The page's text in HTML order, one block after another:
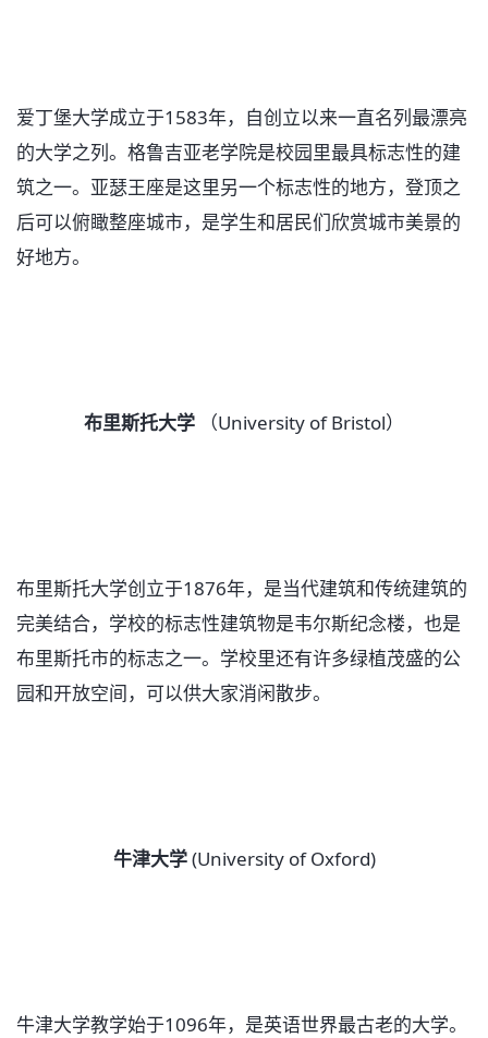
爱丁堡大学成立于1583年，自创立以来一直名列最漂亮
的大学之列。格鲁吉亚老学院是校园里最具标志性的建
筑之一。亚瑟王座是这里另一个标志性的地方，登顶之
后可以俯瞰整座城市，是学生和居民们欣赏城市美景的
好地方。
布里斯托大学 （University of Bristol）
布里斯托大学创立于1876年，是当代建筑和传统建筑的
完美结合，学校的标志性建筑物是韦尔斯纪念楼，也是
布里斯托市的标志之一。学校里还有许多绿植茂盛的公
园和开放空间，可以供大家消闲散步。
牛津大学(University of Oxford)
牛津大学教学始于1096年，是英语世界最古老的大学。